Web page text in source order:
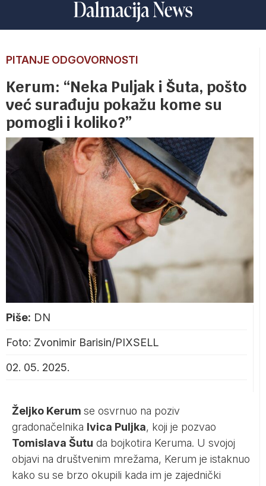
PITANJE ODGOVORNOSTI
Kerum: “Neka Puljak i Šuta, pošto
već surađuju pokažu kome su
pomogli i koliko?”
Piše: DN
Foto: Zvonimir Barisin/PIXSELL
02. 05. 2025.
Željko Kerum se osvrnuo na poziv
gradonačelnika Ivica Puljka, koji je pozvao
Tomislava Šutu da bojkotira Keruma. U svojoj
objavi na društvenim mrežama, Kerum je istaknuo
kako su se brzo okupili kada im je zajednički